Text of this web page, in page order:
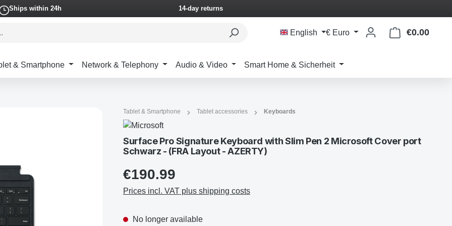
Ships within 24h 14-day returns
English € Euro €0.00
& Smartphone Network & Telephony Audio & Video Smart Home & Sicherheit
Tablet & Smartphone Tablet accessories Keyboards
Surface Pro Signature Keyboard with Slim Pen 2 Microsoft Cover port
Schwarz - (FRA Layout - AZERTY)
€190.99
Prices incl. VAT plus shipping costs
No longer available